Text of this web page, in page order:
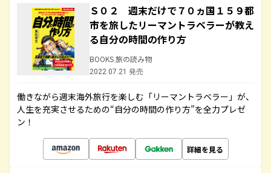
Ｓ０２ 週末だけで７０ヵ国１５９都
市を旅したリーマントラベラーが教え
る自分の時間の作り方
BOOKS 旅の読み物
2022.07.21 発売
働きながら週末海外旅行を楽しむ「リーマントラベラー」が、
人生を充実させるための“自分の時間の作り方”を全力プレゼ
ン！
詳細を見る